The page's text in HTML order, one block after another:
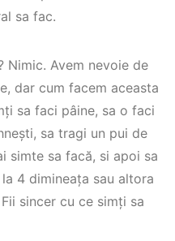
sa fac.
Nimic. Avem nevoie de
dar cum facem aceasta
sa faci pâine, sa o faci
sa tragi un pui de
simte sa facă, si apoi sa
4 dimineața sau altora
sincer cu ce simți sa